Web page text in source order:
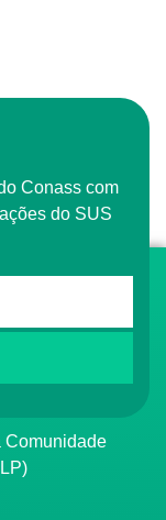
do SUS